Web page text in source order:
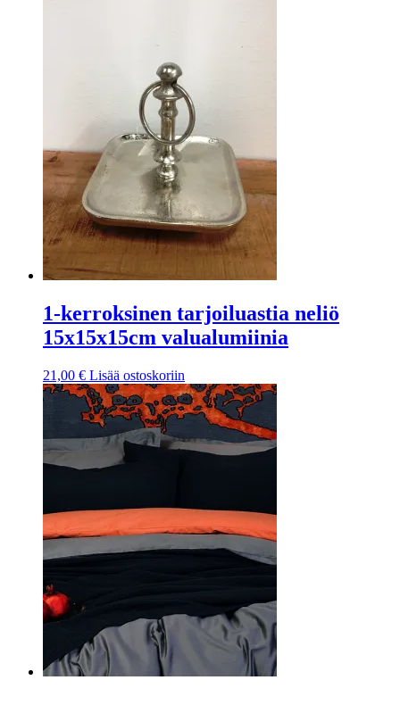
1-kerroksinen tarjoiluastia neliö
15x15x15cm valualumiinia
21,00 € Lisää ostoskoriin